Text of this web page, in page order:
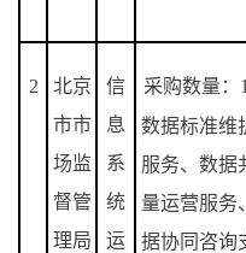
2
北京
市市
场监
督管
理局
信
息
系
统
运
采购数量：
数据标准维
服务、数据
量运营服务
据协同咨询